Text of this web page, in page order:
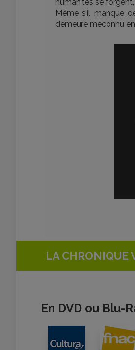
humanités se
Même s’il manque
demeure méconnu
LA CHRONIQUE
En DVD ou Blu-